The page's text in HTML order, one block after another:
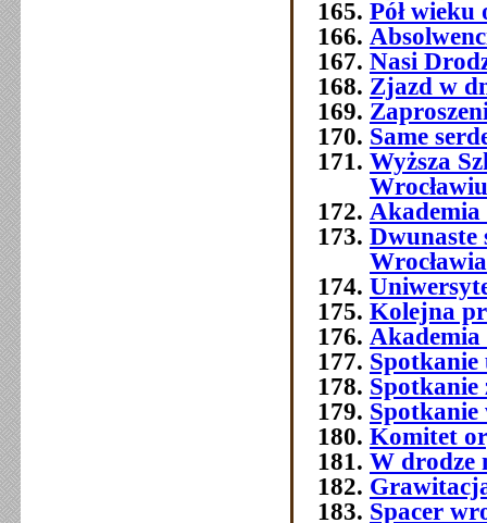
Pół
Nasi
Zjazd w
Same
Wyższa
Wrocławiu
Dwunaste
Wrocławia
Kolejna
Akademia
Spotkanie
Spotkanie
Spotkanie
Komitet
W drodze
Spacer